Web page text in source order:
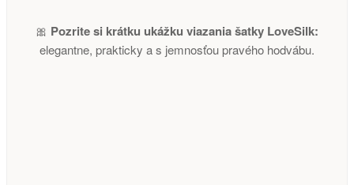
🎀 Pozrite si krátku ukážku viazania šatky LoveSilk:
elegantne, prakticky a s jemnosťou pravého hodvábu.